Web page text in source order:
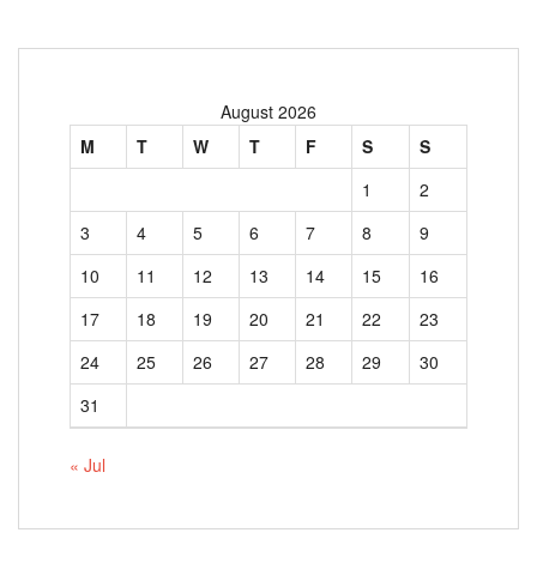
August 2026
M
T W T F S
S
1
2
3
4 5 6 7 8
9
10
11 12 13 14 15
16
17
18 19 20 21 22
23
24
25 26 27 28 29
30
31
« Jul